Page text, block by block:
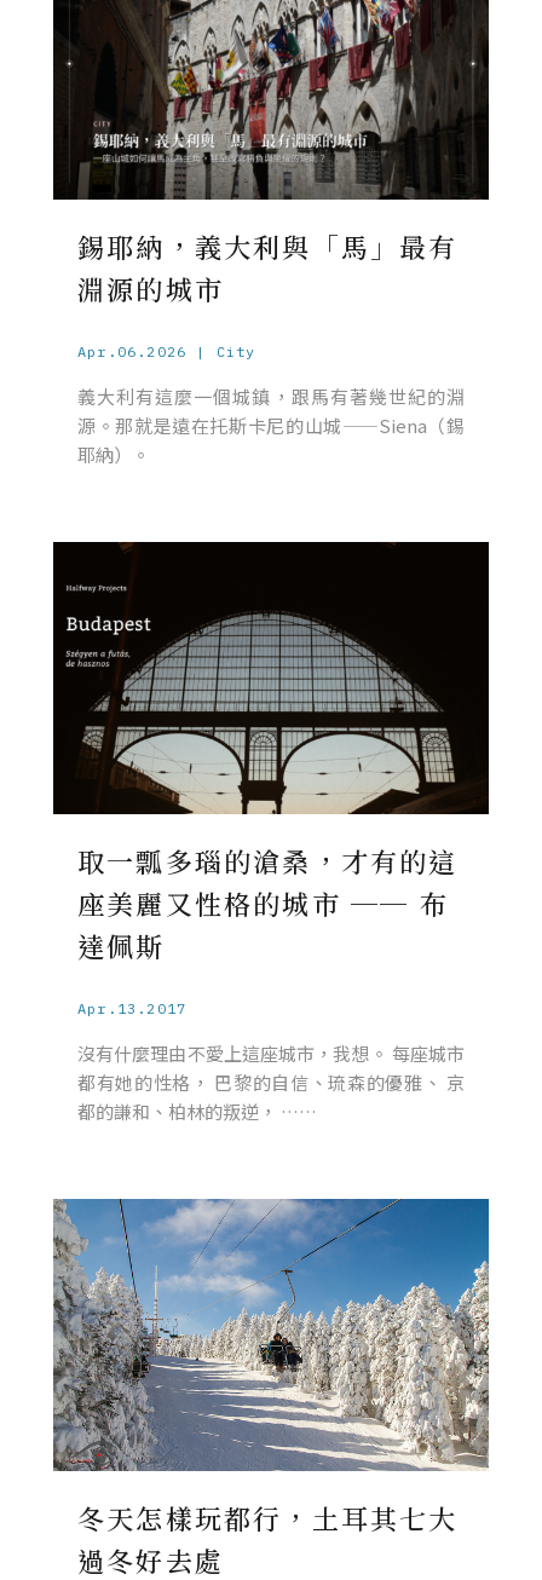
錫耶納，義大利與「馬」最有
淵源的城市
Apr.06.2026 | City
義大利有這麼一個城鎮，跟馬有著幾世紀的淵
源。那就是遠在托斯卡尼的山城——Siena（錫
耶納）。
取一瓢多瑙的滄桑，才有的這
座美麗又性格的城市 ── 布
達佩斯
Apr.13.2017
沒有什麼理由不愛上這座城市，我想。 每座城市
都有她的性格， 巴黎的自信、琉森的優雅、 京
都的謙和、柏林的叛逆， ……
冬天怎樣玩都行，土耳其七大
過冬好去處